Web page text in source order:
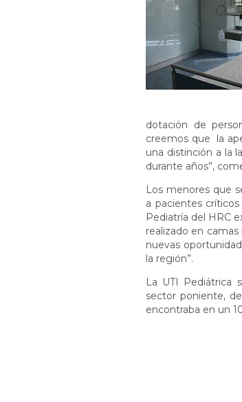
dotación de
creemos que la
una distinción a la
durante años”,
Los menores que
a pacientes
Pediatría del HRC
realizado en
nuevas
la región”.
La UTI Pediátrica
sector poniente,
encontraba en un